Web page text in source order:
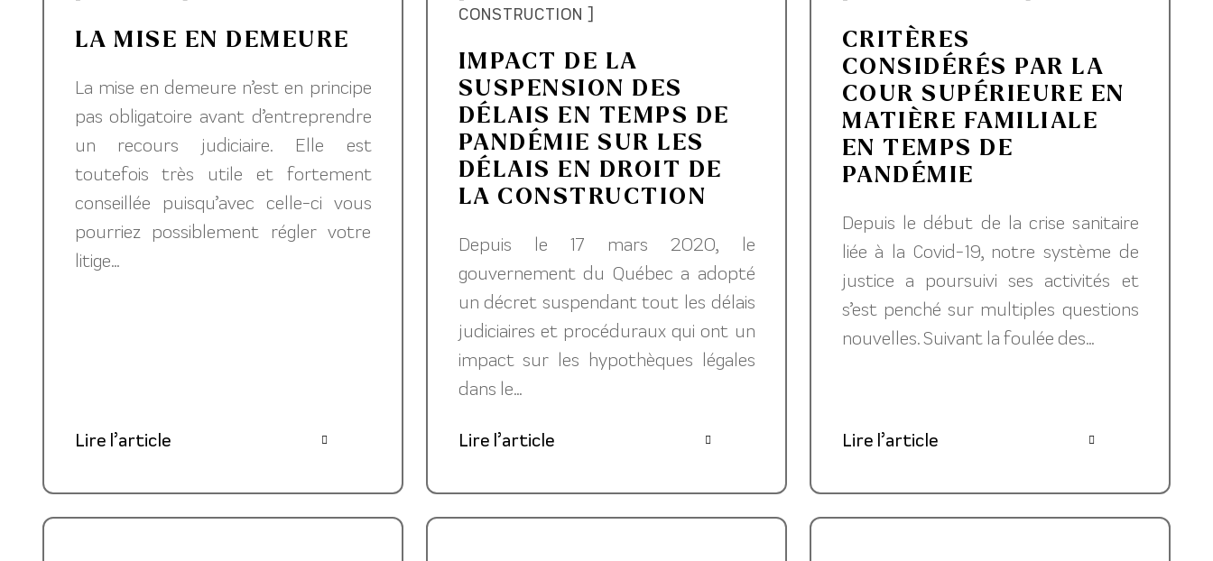
LA MISE EN DEMEURE
La mise en demeure n’est en principe
pas obligatoire avant d’entreprendre
un recours judiciaire. Elle est
toutefois très utile et fortement
conseillée puisqu’avec celle-ci vous
pourriez possiblement régler votre
litige...
Lire l’article
CONSTRUCTION ]
IMPACT DE LA
SUSPENSION DES
DÉLAIS EN TEMPS DE
PANDÉMIE SUR LES
DÉLAIS EN DROIT DE
LA CONSTRUCTION
Depuis le 17 mars 2020, le
gouvernement du Québec a adopté
un décret suspendant tout les délais
judiciaires et procéduraux qui ont un
impact sur les hypothèques légales
dans le...
Lire l’article
CRITÈRES
CONSIDÉRÉS PAR LA
COUR SUPÉRIEURE EN
MATIÈRE FAMILIALE
EN TEMPS DE
PANDÉMIE
Depuis le début de la crise sanitaire
liée à la Covid-19, notre système de
justice a poursuivi ses activités et
s’est penché sur multiples questions
nouvelles. Suivant la foulée des...
Lire l’article